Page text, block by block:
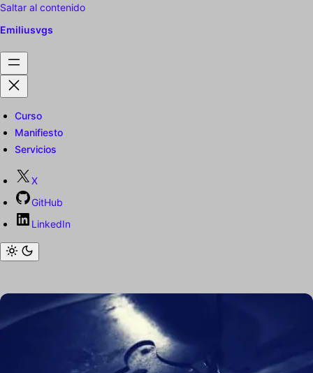
Saltar al contenido
Emiliusvgs
Curso
Manifiesto
Servicios
X
GitHub
LinkedIn